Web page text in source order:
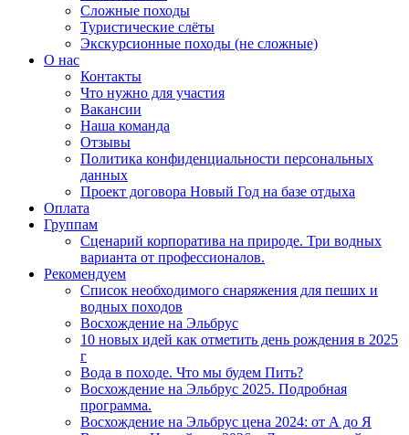
Сложные походы
Туристические слёты
Экскурсионные походы (не сложные)
О нас
Контакты
Что нужно для участия
Вакансии
Наша команда
Отзывы
Политика конфиденциальности персональных
данных
Проект договора Новый Год на базе отдыха
Оплата
Группам
Сценарий корпоратива на природе. Три водных
варианта от профессионалов.
Рекомендуем
Список необходимого снаряжения для пеших и
водных походов
Восхождение на Эльбрус
10 новых идей как отметить день рождения в 2025
г
Вода в походе. Что мы будем Пить?
Восхождение на Эльбрус 2025. Подробная
программа.
Восхождение на Эльбрус цена 2024: от А до Я